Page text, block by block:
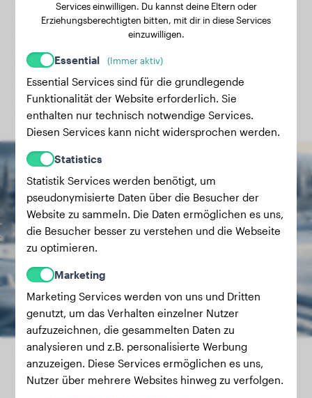
Beim Bikejoring zieht ein oder mehrere Hunde ein
Fahrrad. Der Sport kombiniert die Schnelligkeit des
Radfahrens mit der Zugkraft des Hundes und erfordert
eine gute Koordination und Kommunikation zwischen
Hund und Radfahrer. Bikejoring ist besonders beliebt in
Gegenden, wo traditionelle Hundeschlittensportarten
außerhalb der Wintersaison betrieben werden.
Schlittenhunderennen
Services einwilligen. Du kannst deine Eltern oder
Erziehungsberechtigten bitten, mit dir in diese Services
einzuwilligen.
Essential (Immer aktiv)
Essential Services sind für die grundlegende
Funktionalität der Website erforderlich. Sie
enthalten nur technisch notwendige Services.
Diesen Services kann nicht widersprochen werden.
Statistics
Statistik Services werden benötigt, um
pseudonymisierte Daten über die Besucher der
Website zu sammeln. Die Daten ermöglichen es uns,
die Besucher besser zu verstehen und die Webseite
zu optimieren.
Marketing
Marketing Services werden von uns und Dritten
genutzt, um das Verhalten einzelner Nutzer
aufzuzeichnen, die gesammelten Daten zu
analysieren und z.B. personalisierte Werbung
anzuzeigen. Diese Services ermöglichen es uns,
Nutzer über mehrere Websites hinweg zu verfolgen.